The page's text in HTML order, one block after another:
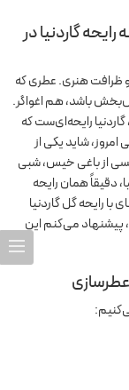
گاردنیا در
ظرافت هنری. عطری که
باشد، هم اغواگر.
رایحه‌ای‌ست که
شاید یکی از
از باغی خیس، شبی
دقیقاً همان رایحه
رایحه گل گاردنیا
پیشنهاد می‌کنم این
عطرسازی